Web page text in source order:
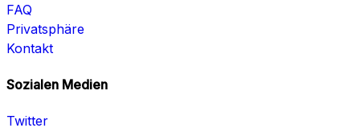
FAQ
Privatsphäre
Kontakt
Sozialen Medien
Twitter